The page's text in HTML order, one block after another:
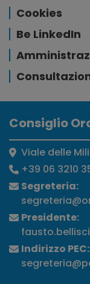
Cookies
Be LinkedIn
Consiglio
Viale delle
+39 06 3210
Segreteria:
Presidente:
Indirizzo PEC: